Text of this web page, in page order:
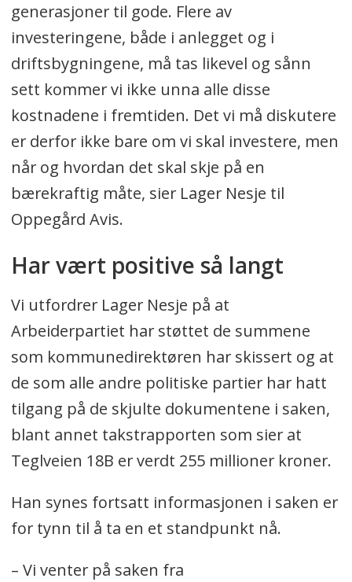
generasjoner til gode. Flere av
investeringene, både i anlegget og i
driftsbygningene, må tas likevel og sånn
sett kommer vi ikke unna alle disse
kostnadene i fremtiden. Det vi må diskutere
er derfor ikke bare om vi skal investere, men
når og hvordan det skal skje på en
bærekraftig måte, sier Lager Nesje til
Oppegård Avis.
Har vært positive så langt
Vi utfordrer Lager Nesje på at
Arbeiderpartiet har støttet de summene
som kommunedirektøren har skissert og at
de som alle andre politiske partier har hatt
tilgang på de skjulte dokumentene i saken,
blant annet takstrapporten som sier at
Teglveien 18B er verdt 255 millioner kroner.
Han synes fortsatt informasjonen i saken er
for tynn til å ta en et standpunkt nå.
– Vi venter på saken fra